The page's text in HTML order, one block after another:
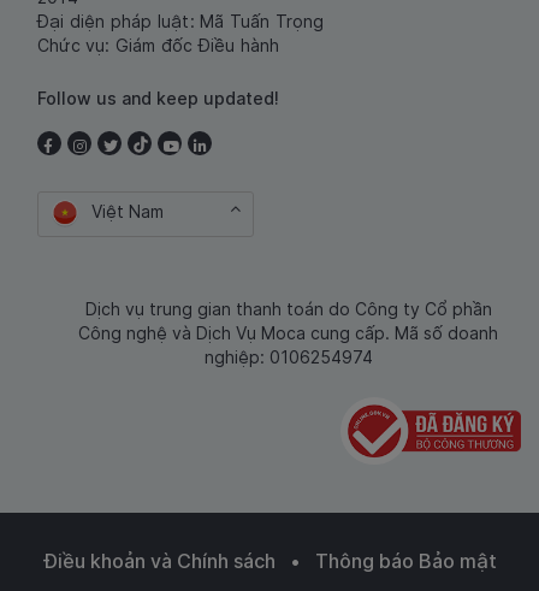
Đại diện pháp luật: Mã Tuấn Trọng
Chức vụ: Giám đốc Điều hành
Follow us and keep updated!
Việt Nam
Dịch vụ trung gian thanh toán do Công ty Cổ phần
Công nghệ và Dịch Vụ Moca cung cấp. Mã số doanh
nghiệp: 0106254974
Điều khoản và Chính sách •
Thông báo Bảo mật